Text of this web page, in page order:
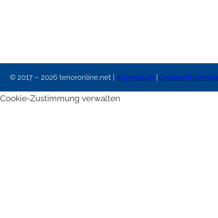
© 2017 – 2026 tenoronline.net | Impressum
Cookie-Zustimmung verwalten